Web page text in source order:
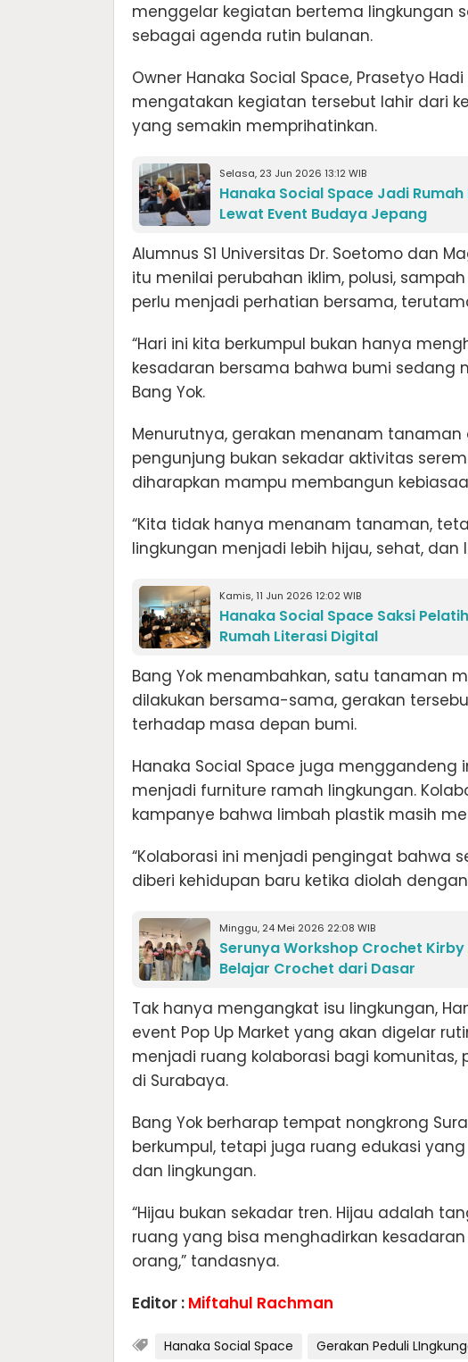
menggelar kegiatan bertema lingkungan
sebagai agenda rutin bulanan.
Owner Hanaka Social Space, Prasetyo
mengatakan kegiatan tersebut lahir dari
yang semakin memprihatinkan.
Selasa, 23 Jun 2026 13:12 WIB
Hanaka Social Space Jadi
Lewat Event Budaya Jepang
Alumnus S1 Universitas Dr. Soetomo dan
itu menilai perubahan iklim, polusi,
perlu menjadi perhatian bersama,
“Hari ini kita berkumpul bukan hanya
kesadaran bersama bahwa bumi sedang
Bang Yok.
Menurutnya, gerakan menanam
pengunjung bukan sekadar aktivitas
diharapkan mampu membangun
“Kita tidak hanya menanam tanaman,
lingkungan menjadi lebih hijau, sehat, dan
Kamis, 11 Jun 2026 12:02 WIB
Hanaka Social Space Saksi
Rumah Literasi Digital
Bang Yok menambahkan, satu tanaman
dilakukan bersama-sama, gerakan
terhadap masa depan bumi.
Hanaka Social Space juga
menjadi furniture ramah lingkungan.
kampanye bahwa limbah plastik masih
“Kolaborasi ini menjadi pengingat bahwa
diberi kehidupan baru ketika diolah
Minggu, 24 Mei 2026 22:08 WIB
Serunya Workshop Crochet
Belajar Crochet dari Dasar
Tak hanya mengangkat isu lingkungan,
event Pop Up Market yang akan digelar
menjadi ruang kolaborasi bagi komunitas,
di Surabaya.
Bang Yok berharap tempat nongkrong
berkumpul, tetapi juga ruang edukasi
dan lingkungan.
“Hijau bukan sekadar tren. Hijau adalah
ruang yang bisa menghadirkan
orang,” tandasnya.
Editor : Miftahul Rachman
Hanaka Social Space Gerakan Peduli